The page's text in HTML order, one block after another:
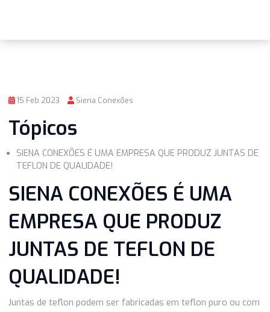
15 Feb 2023
Tópicos
SIENA CONEXÕES É UMA EMPRESA QUE PRODUZ
TEFLON DE QUALIDADE!
SIENA CONEXÕES É UMA
EMPRESA QUE PRODUZ
JUNTAS DE TEFLON DE